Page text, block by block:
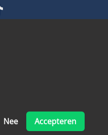
Pinelab
Nee Accepteren